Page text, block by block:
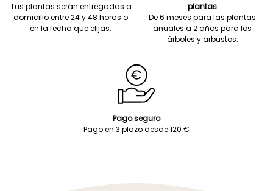
Tus plantas serán entregadas a
domicilio entre 24 y 48 horas o
en la fecha que elijas.
plantas
De 6 meses para las plantas
anuales a 2 años para los
árboles y arbustos.
Pago seguro
Pago en 3 plazo desde 120 €